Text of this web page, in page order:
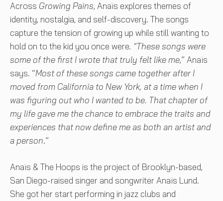
Across Growing Pains, Anaïs explores themes of
identity, nostalgia, and self-discovery. The songs
capture the tension of growing up while still wanting to
hold on to the kid you once were. “These songs were
some of the first I wrote that truly felt like me,” Anaïs
says. “Most of these songs came together after I
moved from California to New York, at a time when I
was figuring out who I wanted to be. That chapter of
my life gave me the chance to embrace the traits and
experiences that now define me as both an artist and
a person.”
Anaïs & The Hoops is the project of Brooklyn-based,
San Diego-raised singer and songwriter Anaïs Lund.
She got her start performing in jazz clubs and